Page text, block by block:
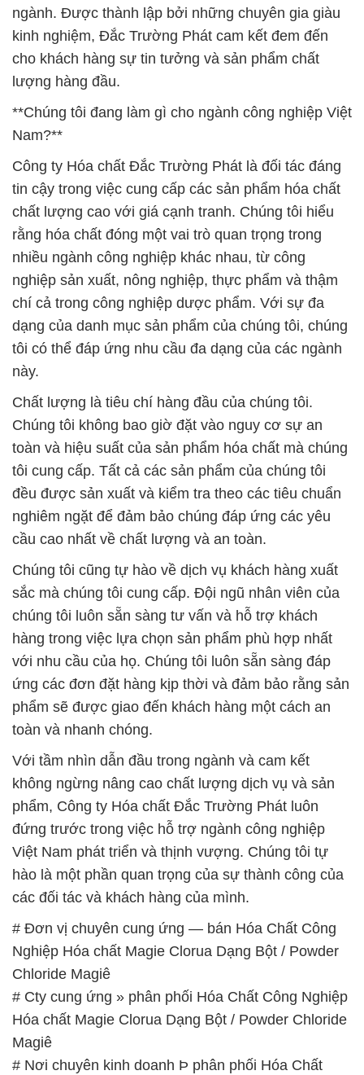
ngành. Được thành lập bởi những chuyên gia giàu
kinh nghiệm, Đắc Trường Phát cam kết đem đến
cho khách hàng sự tin tưởng và sản phẩm chất
lượng hàng đầu.
**Chúng tôi đang làm gì cho ngành công nghiệp Việt
Nam?**
Công ty Hóa chất Đắc Trường Phát là đối tác đáng
tin cậy trong việc cung cấp các sản phẩm hóa chất
chất lượng cao với giá cạnh tranh. Chúng tôi hiểu
rằng hóa chất đóng một vai trò quan trọng trong
nhiều ngành công nghiệp khác nhau, từ công
nghiệp sản xuất, nông nghiệp, thực phẩm và thậm
chí cả trong công nghiệp dược phẩm. Với sự đa
dạng của danh mục sản phẩm của chúng tôi, chúng
tôi có thể đáp ứng nhu cầu đa dạng của các ngành
này.
Chất lượng là tiêu chí hàng đầu của chúng tôi.
Chúng tôi không bao giờ đặt vào nguy cơ sự an
toàn và hiệu suất của sản phẩm hóa chất mà chúng
tôi cung cấp. Tất cả các sản phẩm của chúng tôi
đều được sản xuất và kiểm tra theo các tiêu chuẩn
nghiêm ngặt để đảm bảo chúng đáp ứng các yêu
cầu cao nhất về chất lượng và an toàn.
Chúng tôi cũng tự hào về dịch vụ khách hàng xuất
sắc mà chúng tôi cung cấp. Đội ngũ nhân viên của
chúng tôi luôn sẵn sàng tư vấn và hỗ trợ khách
hàng trong việc lựa chọn sản phẩm phù hợp nhất
với nhu cầu của họ. Chúng tôi luôn sẵn sàng đáp
ứng các đơn đặt hàng kịp thời và đảm bảo rằng sản
phẩm sẽ được giao đến khách hàng một cách an
toàn và nhanh chóng.
Với tầm nhìn dẫn đầu trong ngành và cam kết
không ngừng nâng cao chất lượng dịch vụ và sản
phẩm, Công ty Hóa chất Đắc Trường Phát luôn
đứng trước trong việc hỗ trợ ngành công nghiệp
Việt Nam phát triển và thịnh vượng. Chúng tôi tự
hào là một phần quan trọng của sự thành công của
các đối tác và khách hàng của mình.
# Đơn vị chuyên cung ứng — bán Hóa Chất Công
Nghiệp Hóa chất Magie Clorua Dạng Bột / Powder
Chloride Magiê
# Cty cung ứng » phân phối Hóa Chất Công Nghiệp
Hóa chất Magie Clorua Dạng Bột / Powder Chloride
Magiê
# Nơi chuyên kinh doanh Þ phân phối Hóa Chất